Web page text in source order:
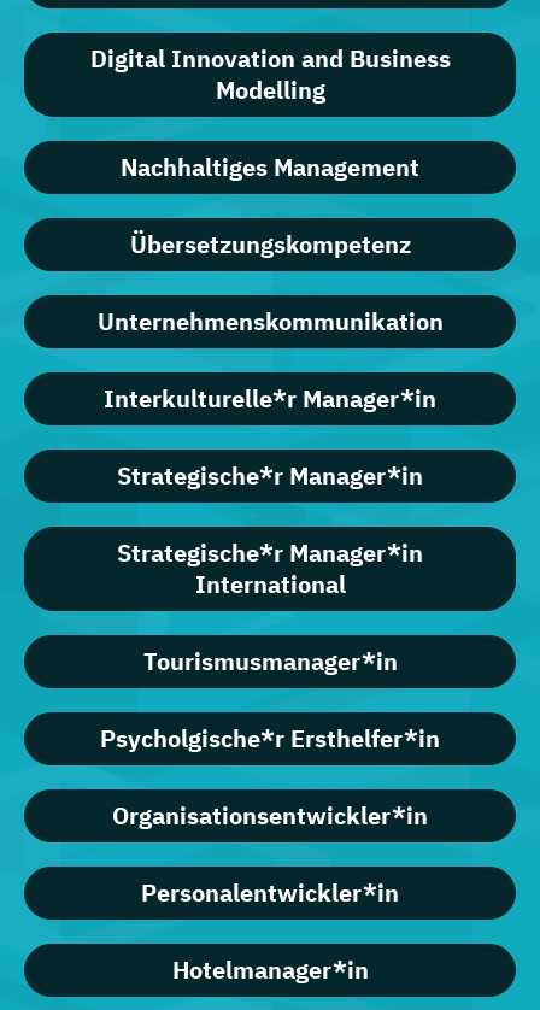
Digital Innovation and Business
Modelling
Nachhaltiges Management
Übersetzungskompetenz
Unternehmenskommunikation
Interkulturelle*r Manager*in
Strategische*r Manager*in
Strategische*r Manager*in
International
Tourismusmanager*in
Psycholgische*r Ersthelfer*in
Organisationsentwickler*in
Personalentwickler*in
Hotelmanager*in